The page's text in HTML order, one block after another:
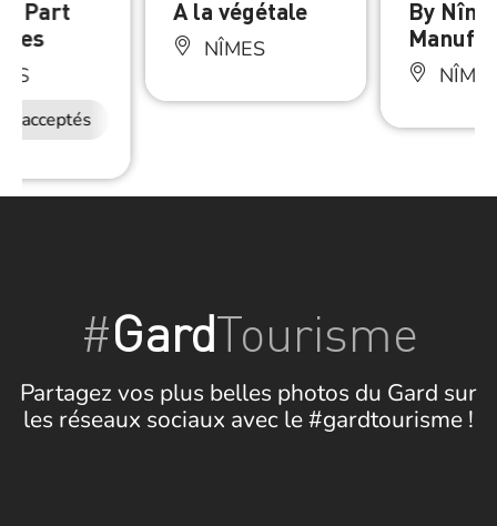
Part
acceptés
A la végétale
NÎMES
By Nîm
#GardTourisme
Partagez vos plus belles photos du Gard sur
les réseaux sociaux avec le #gardtourisme !